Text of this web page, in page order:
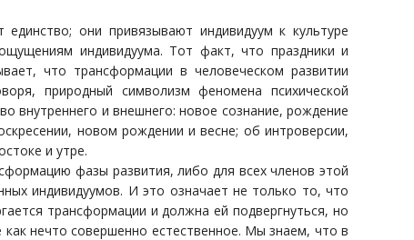
они привязывают индивидуум к культуре
индивидуума. Тот факт, что праздники и
что трансформации в человеческом развитии
природный символизм феномена психической
внутреннего и внешнего: новое сознание, рождение
новом рождении и весне; об интроверсии,
и утре.
фазы развития, либо для всех членов этой
индивидуумов. И это означает не только то, что
трансформации и должна ей подвергнуться, но
нечто совершенно естественное. Мы знаем, что в